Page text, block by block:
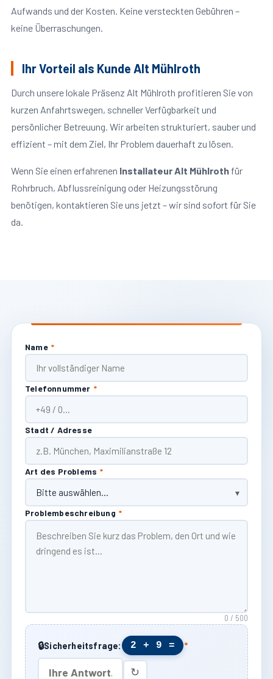
Aufwands und der Kosten. Keine versteckten Gebühren –
keine Überraschungen.
Ihr Vorteil als Kunde Alt Mühlroth
Durch unsere lokale Präsenz Alt Mühlroth profitieren Sie von
kurzen Anfahrtswegen, schneller Verfügbarkeit und
persönlicher Betreuung. Wir arbeiten strukturiert, sauber und
effizient – mit dem Ziel, Ihr Problem dauerhaft zu lösen.
Wenn Sie einen erfahrenen Installateur Alt Mühlrothfür
Rohrbruch, Abflussreinigung oder Heizungsstörung
benötigen, kontaktieren Sie uns jetzt – wir sind sofort für Sie
da.
Name *
Telefonnummer *
Stadt / Adresse
Art des Problems *
Problembeschreibung *
0 / 500
🔒Sicherheitsfrage: 2 + 9 = *
↻